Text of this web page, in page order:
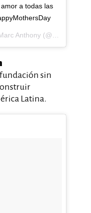
a todas las
sin
Latina.